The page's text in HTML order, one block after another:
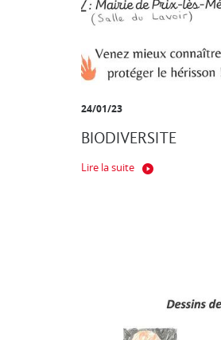
24/01/23
BIODIVERSITE
Lire la suite